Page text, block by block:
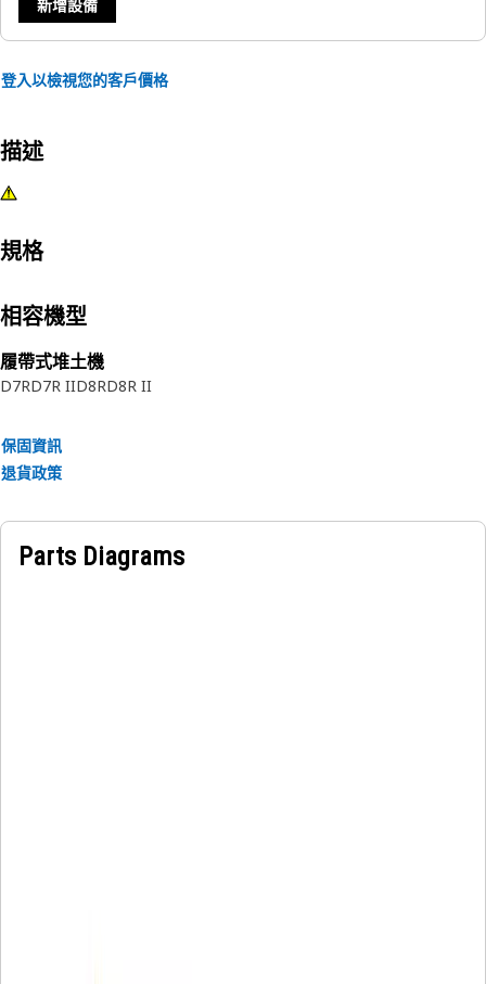
新增設備
登入以檢視您的客戶價格
描述
規格
相容機型
履帶式堆土機
D7RD7R IID8RD8R II
保固資訊
退貨政策
Parts Diagrams